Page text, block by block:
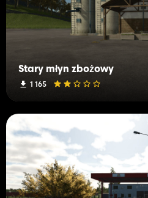
Stary młyn zbożowy
1 165